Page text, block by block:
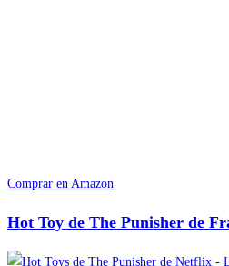
Comprar en Amazon
Hot Toy de The Punisher de